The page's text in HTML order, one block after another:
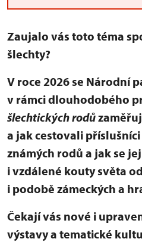
Zaujalo vás toto téma
šlechty?
V roce 2026 se Národní
v rámci dlouhodobého
šlechtických rodů
a jak cestovali
známých rodů a jak se
i vzdálené kouty světa
i podobě zámeckých a
Čekají vás nové i
výstavy a tematické